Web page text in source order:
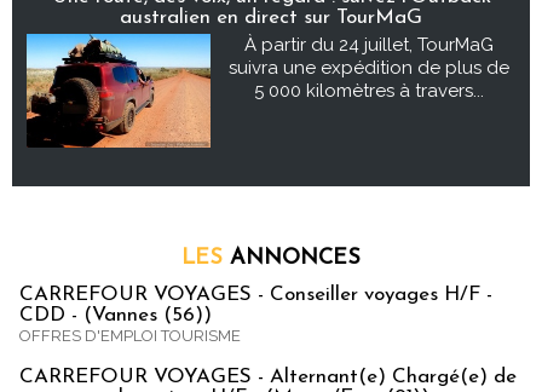
australien en direct sur TourMaG
À partir du 24 juillet, TourMaG
suivra une expédition de plus de
5 000 kilomètres à travers...
LES ANNONCES
CARREFOUR VOYAGES - Conseiller voyages H/F -
CDD - (Vannes (56))
OFFRES D'EMPLOI TOURISME
CARREFOUR VOYAGES - Alternant(e) Chargé(e) de